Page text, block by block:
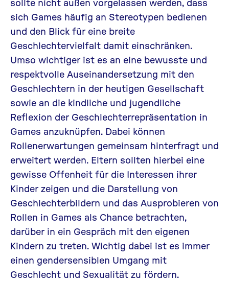
sich Games häufig an Stereotypen bedienen
und den Blick für eine breite
Geschlechtervielfalt damit einschränken.
Umso wichtiger ist es an eine bewusste und
respektvolle Auseinandersetzung mit den
Geschlechtern in der heutigen Gesellschaft
sowie an die kindliche und jugendliche
Reflexion der Geschlechterrepräsentation in
Games anzuknüpfen. Dabei können
Rollenerwartungen gemeinsam hinterfragt und
erweitert werden. Eltern sollten hierbei eine
gewisse Offenheit für die Interessen ihrer
Kinder zeigen und die Darstellung von
Geschlechterbildern und das Ausprobieren von
Rollen in Games als Chance betrachten,
darüber in ein Gespräch mit den eigenen
Kindern zu treten. Wichtig dabei ist es immer
einen gendersensiblen Umgang mit
Geschlecht und Sexualität zu fördern.